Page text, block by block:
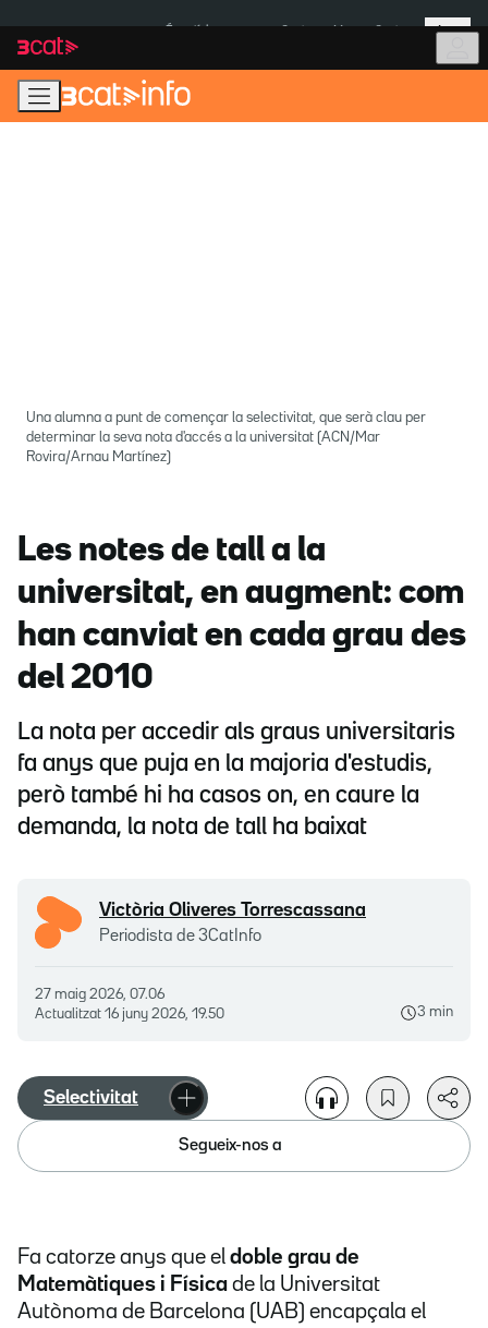
navegació
principal
contingut
Més
Una alumna a punt de començar la selectivitat, que serà clau per
determinar la seva nota d'accés a la universitat (ACN/Mar
Rovira/Arnau Martínez)
Les notes de tall a la
universitat, en augment: com
han canviat en cada grau des
del 2010
La nota per accedir als graus universitaris
fa anys que puja en la majoria d'estudis,
però també hi ha casos on, en caure la
demanda, la nota de tall ha baixat
Victòria Oliveres Torrescassana
Periodista de 3CatInfo
27 maig 2026, 07.06
Actualitzat 16 juny 2026, 19.50 3 min
Selectivitat
Segueix-nos a
Fa catorze anys que el doble grau de
Matemàtiques i Física de la Universitat
Autònoma de Barcelona (UAB) encapçala el